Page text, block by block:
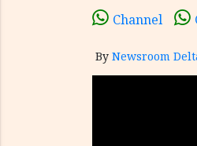
Channel
By Newsroom